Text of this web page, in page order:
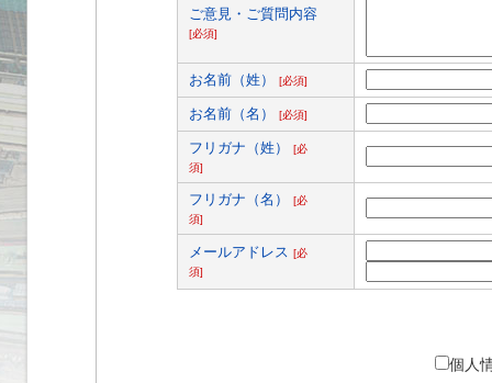
ご意見・ご質問内容
[必須]
お名前（姓） [必須]
お名前（名） [必須]
フリガナ（姓）
[必
須]
フリガナ（名）
[必
須]
メールアドレス [必
須]
個人